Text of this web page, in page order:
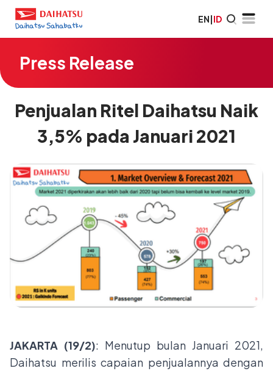
EN|ID
Press Release
Penjualan Ritel Daihatsu Naik
3,5% pada Januari 2021
JAKARTA (19/2): Menutup bulan Januari 2021,
Daihatsu merilis capaian penjualannya dengan